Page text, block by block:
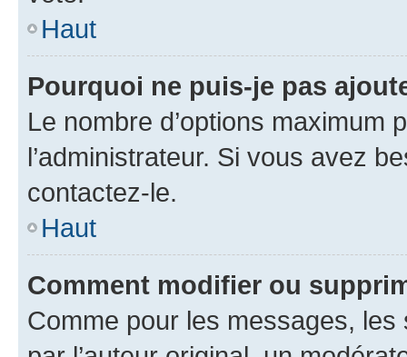
Haut
Pourquoi ne puis-je pas
Le nombre d’options maximum
l’administrateur. Si vous avez
contactez-le.
Haut
Comment modifier ou
Comme pour les messages,